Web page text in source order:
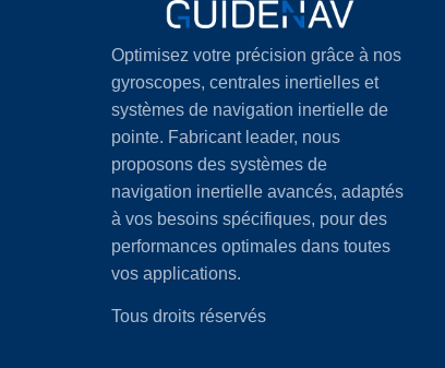
Optimisez votre précision grâce à nos
gyroscopes, centrales inertielles et
systèmes de navigation inertielle de
pointe. Fabricant leader, nous
proposons des systèmes de
navigation inertielle avancés, adaptés
à vos besoins spécifiques, pour des
performances optimales dans toutes
vos applications.
Tous droits réservés